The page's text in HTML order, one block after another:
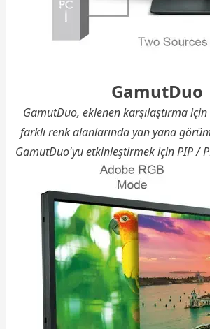
GamutDuo
GamutDuo, eklenen karşılaştırma
farklı renk alanlarında yan yana
GamutDuo'yu etkinleştirmek için PIP /